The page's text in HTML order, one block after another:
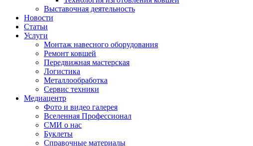
Выставочная деятельность
Новости
Статьи
Услуги
Монтаж навесного оборудования
Ремонт ковшей
Передвижная мастерская
Логистика
Металлообработка
Сервис техники
Медиацентр
Фото и видео галерея
Вселенная Профессионал
СМИ о нас
Буклеты
Справочные материалы